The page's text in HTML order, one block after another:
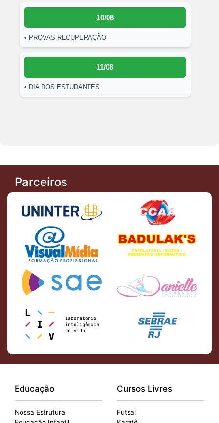
10/08
• PROVAS RECUPERAÇÃO
11/08
• DIA DOS ESTUDANTES
Parceiros
Educação
Nossa Estrutura
Cursos Livres
Futsal